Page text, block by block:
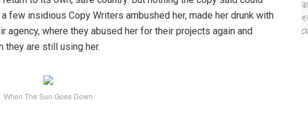
few insidious Copy Writers ambushed her, made her drunk with
agency, where they abused her for their projects again and
they are still using her.
When The Sun Goes Down